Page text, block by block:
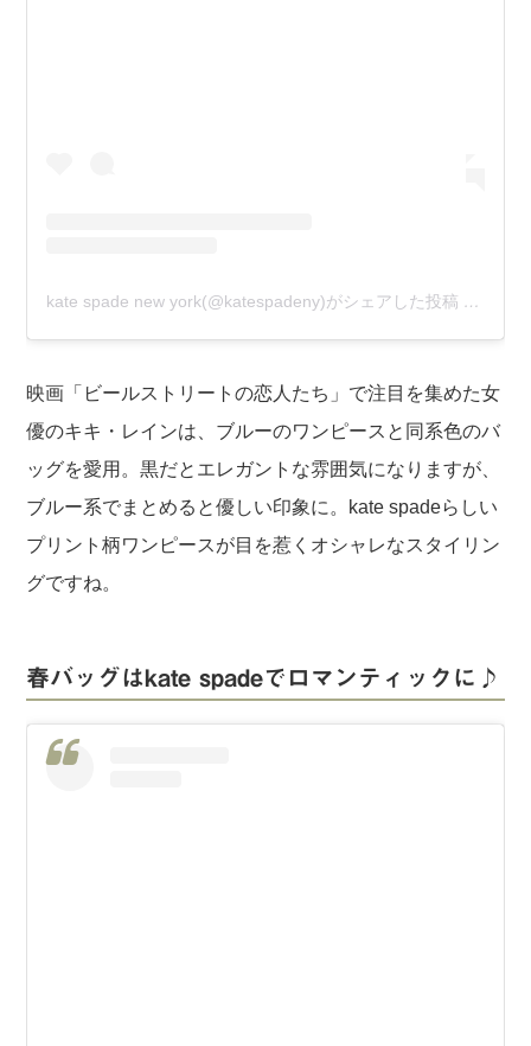
kate spade new york(@katespadeny)がシェアした投稿
映画「ビールストリートの恋人たち」で注目を集めた女
優のキキ・レインは、ブルーのワンピースと同系色のバ
ッグを愛用。黒だとエレガントな雰囲気になりますが、
ブルー系でまとめると優しい印象に。kate spadeらしい
プリント柄ワンピースが目を惹くオシャレなスタイリン
グですね。
春バッグはkate spadeでロマンティックに♪